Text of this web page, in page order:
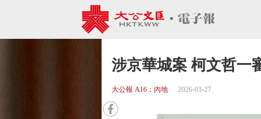
涉京華城案 柯文哲一
大公報 A16：內地 2026-03-27